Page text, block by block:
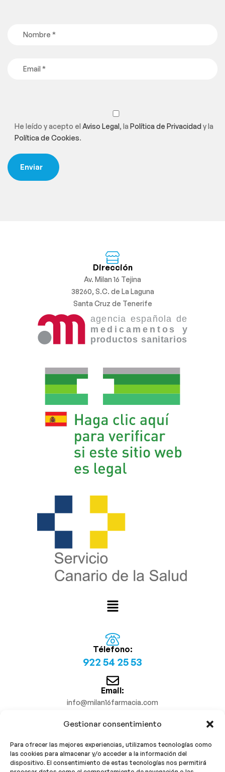
Gestionar consentimiento
Para ofrecer las mejores experiencias, utilizamos tecnologías como
las cookies para almacenar y/o acceder a la información del
dispositivo. El consentimiento de estas tecnologías nos permitirá
He leído y acepto el Aviso Legal, la Política de Privacidady la
Política de Cookies.
Dirección
Av. Milan 16 Tejina
38260, S.C. de La Laguna
Santa Cruz de Tenerife
Télefono:
922 54 25 53
Email:
info@milan16farmacia.com
¡Síguenos!